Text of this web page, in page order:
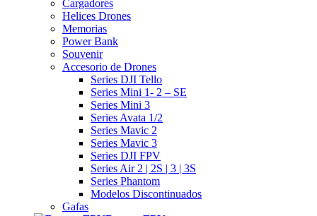
Cargadores
Helices Drones
Memorias
Power Bank
Souvenir
Accesorio de Drones
Series DJI Tello
Series Mini 1- 2 – SE
Series Mini 3
Series Avata 1/2
Series Mavic 2
Series Mavic 3
Series DJI FPV
Series Air 2 | 2S | 3 | 3S
Series Phantom
Modelos Discontinuados
Gafas